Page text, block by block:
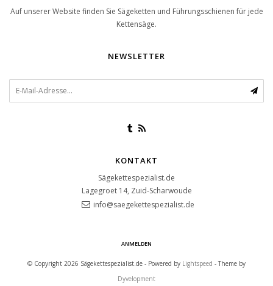
Auf unserer Website finden Sie Sägeketten und Führungsschienen für jede
Kettensäge.
NEWSLETTER
KONTAKT
Sägekettespezialist.de
Lagegroet 14, Zuid-Scharwoude
info@saegekettespezialist.de
ANMELDEN
© Copyright 2026 Sägekettespezialist.de - Powered by Lightspeed - Theme by
Dyvelopment